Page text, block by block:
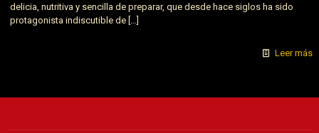
delicia, nutritiva y sencilla de preparar, que desde hace siglos ha sido
protagonista indiscutible de […]
Leer más